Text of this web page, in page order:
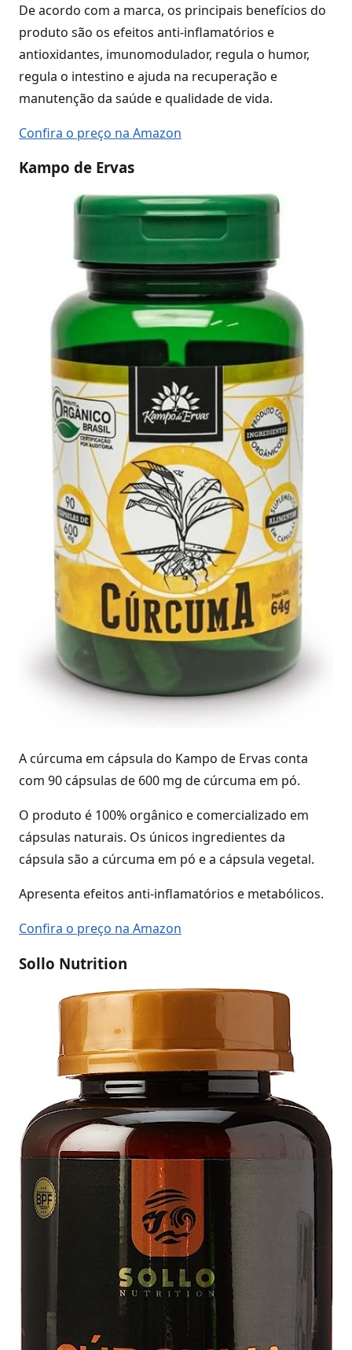
De acordo com a marca, os principais benefícios do
produto são os efeitos anti-inflamatórios e
antioxidantes, imunomodulador, regula o humor,
regula o intestino e ajuda na recuperação e
manutenção da saúde e qualidade de vida.
Confira o preço na Amazon
Kampo de Ervas
A cúrcuma em cápsula do Kampo de Ervas conta
com 90 cápsulas de 600 mg de cúrcuma em pó.
O produto é 100% orgânico e comercializado em
cápsulas naturais. Os únicos ingredientes da
cápsula são a cúrcuma em pó e a cápsula vegetal.
Apresenta efeitos anti-inflamatórios e metabólicos.
Confira o preço na Amazon
Sollo Nutrition